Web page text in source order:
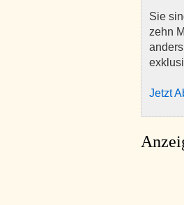
Sie
zehn
Jetzt